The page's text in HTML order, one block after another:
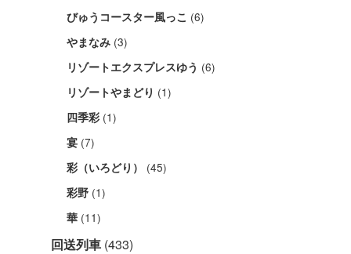
びゅうコースター風っこ (6)
やまなみ (3)
リゾートエクスプレスゆう (6)
リゾートやまどり (1)
四季彩 (1)
宴 (7)
彩（いろどり） (45)
彩野 (1)
華 (11)
回送列車 (433)